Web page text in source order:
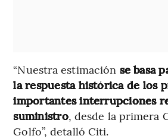
“Nuestra estimación se basa
la respuesta histórica de los
importantes interrupciones
suministro, desde la primera
Golfo”, detalló Citi.